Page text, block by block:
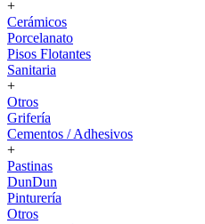
+
Cerámicos
Porcelanato
Pisos Flotantes
Sanitaria
+
Otros
Grifería
Cementos / Adhesivos
+
Pastinas
DunDun
Pinturería
Otros